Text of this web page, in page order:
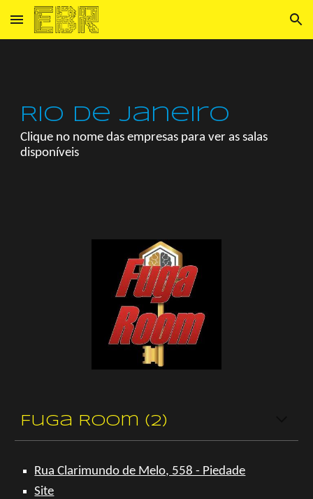
Skip to main content Skip to navigation
Rio de Janeiro
Clique no nome das empresas para ver as salas
disponíveis
Fuga Room (2)
Rua Clarimundo de Melo, 558 - Piedade
Site